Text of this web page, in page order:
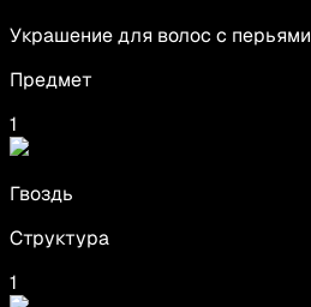
Украшение для волос с перьями
Предмет
1
Гвоздь
Структура
1